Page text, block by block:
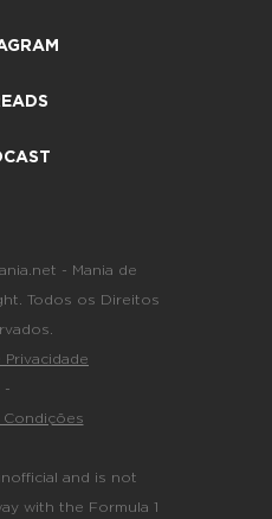
- Mania de
Todos os Direitos
Privacidade
-
Condições
and is not
with the Formula 1